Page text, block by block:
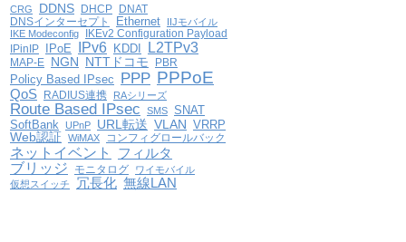
CRG DDNS DHCP DNAT
DNSインターセプト Ethernet
IIJモバイル
IKE Modeconfig
IKEv2 Configuration Payload
IPinIP
IPoE IPv6 KDDI L2TPv3
MAP-E NGN NTTドコモ PBR
Policy Based IPsec PPP PPPoE
QoS RADIUS連携 RAシリーズ
Route Based IPsec SMS SNAT
SoftBank UPnP URL転送 VLAN VRRP
Web認証
WiMAX コンフィグロールバック
ネットイベント
フィルタ
ブリッジ
モニタログ
ワイモバイル
仮想スイッチ
冗長化 無線LAN